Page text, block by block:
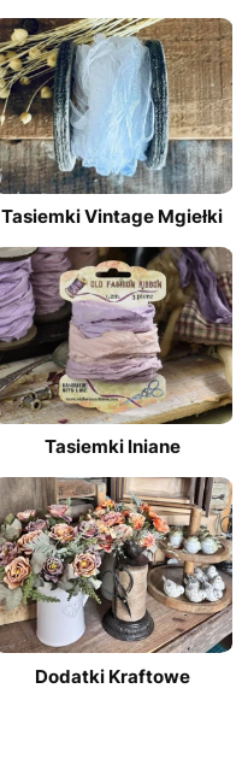
Tasiemki Vintage Mgiełki
Tasiemki lniane
Dodatki Kraftowe